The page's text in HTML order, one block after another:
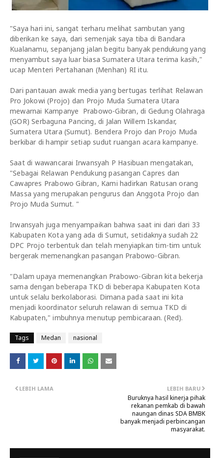
"Saya hari ini, sangat terharu melihat sambutan yang
diberikan ke saya, dari semenjak saya tiba di Bandara
Kualanamu, sepanjang jalan begitu banyak pendukung yang
menyambut saya luar biasa Sumatera Utara terima kasih,"
ucap Menteri Pertahanan (Menhan) RI itu.
Dari pantauan awak media yang bertugas terlihat Relawan
Pro Jokowi (Projo) dan Projo Muda Sumatera Utara
mewarnai Kampanye Prabowo-Gibran, di Gedung Olahraga
(GOR) Serbaguna Pancing, di Jalan Willem Iskandar,
Sumatera Utara (Sumut). Bendera Projo dan Projo Muda
berkibar di hampir setiap sudut ruangan acara kampanye.
Saat di wawancarai Irwansyah P Hasibuan mengatakan,
"Sebagai Relawan Pendukung pasangan Capres dan
Cawapres Prabowo Gibran, Kami hadirkan Ratusan orang
Massa yang merupakan pengurus dan Anggota Projo dan
Projo Muda Sumut. "
Irwansyah juga menyampaikan bahwa saat ini dari dari 33
Kabupaten Kota yang ada di Sumut, setidaknya sudah 22
DPC Projo terbentuk dan telah menyiapkan tim-tim untuk
bergerak memenangkan pasangan Prabowo-Gibran.
"Dalam upaya memenangkan Prabowo-Gibran kita bekerja
sama dengan beberapa TKD di beberapa Kabupaten Kota
untuk selalu berkolaborasi. Dimana pada saat ini kita
menjadi koordinator seluruh relawan di semua TKD di
Kabupaten," imbuhnya menutup pembicaraan. (Red).
Tags Medan nasional
LEBIH BARU
Buruknya hasil kinerja pihak
rekanan pemkab di bawah
naungan dinas SDA BMBK
banyak menjadi perbincangan
masyarakat.
LEBIH LAMA